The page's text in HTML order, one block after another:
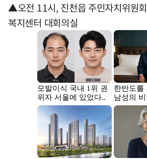
▲오전 11시, 진천읍 주민자치위원
복지센터 대회의실